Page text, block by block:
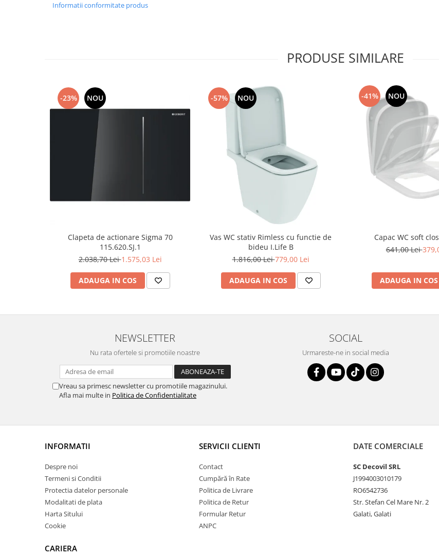
Informatii conformitate produs
PRODUSE SIMILARE
-23% NOU
Clapeta de actionare Sigma 70
115.620.SJ.1
2.038,70 Lei1.575,03 Lei
ADAUGA IN COS
-57% NOU
Vas WC stativ Rimless cu functie de
bideu I.Life B
1.816,00 Lei779,00 Lei
ADAUGA IN COS
-41% NOU
Capac WC soft
641,00 Lei
ADAUGA IN COS
NEWSLETTER
Nu rata ofertele si promotiile noastre
Vreau sa primesc newsletter cu promotiile magazinului.
Afla mai multe in Politica de Confidentialitate
SOCIAL
Urmareste-ne in social media
INFORMATII
Despre noi
Termeni si Conditii
Protectia datelor personale
Modalitati de plata
Harta Sitului
Cookie
CARIERA
SERVICII CLIENTI
Contact
Cumpără în Rate
Politica de Livrare
Politica de Retur
Formular Retur
ANPC
DATE COMERCIALE
SC Decovil SRL
J1994003010179
RO6542736
Str. Stefan Cel Mare Nr. 2
Galati, Galati